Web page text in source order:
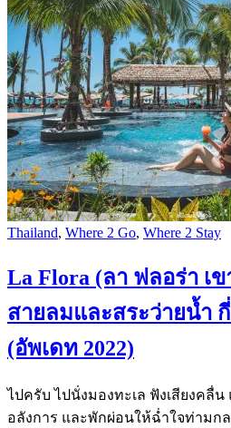
Thailand, Where 2 Go, Where 2 Stay
La Flora (ลา ฟลอร่า เ
สายลมและสระว่ายน้ำ
(อัพเดท 2022)
ไปครับ ไปนั่งมองทะเล ฟังเสียงคลื่
อลังการ และพักผ่อนให้ฉ่ำใจท่ามก